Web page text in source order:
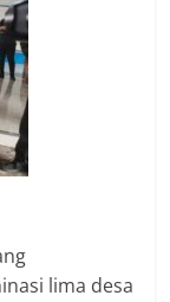
lima desa